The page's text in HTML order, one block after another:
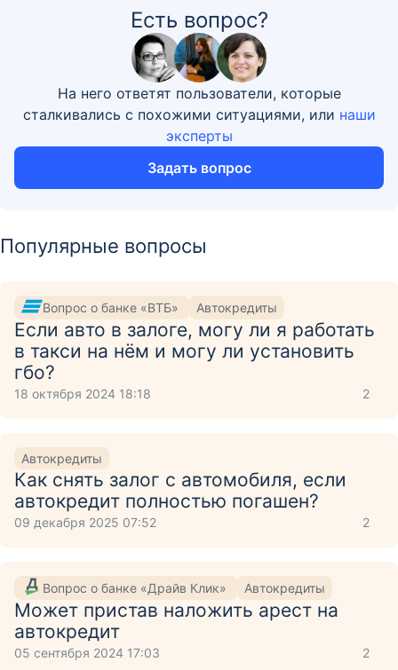
Есть вопрос?
На него ответят пользователи, которые
сталкивались с похожими ситуациями, или наши
эксперты
Задать вопрос
Популярные вопросы
Вопрос о банке «ВТБ» Автокредиты
Если авто в залоге, могу ли я работать
в такси на нём и могу ли установить
гбо?
18 октября 2024 18:18 2
Автокредиты
Как снять залог с автомобиля, если
автокредит полностью погашен?
09 декабря 2025 07:52 2
Вопрос о банке «Драйв Клик» Автокредиты
Может пристав наложить арест на
автокредит
05 сентября 2024 17:03 2